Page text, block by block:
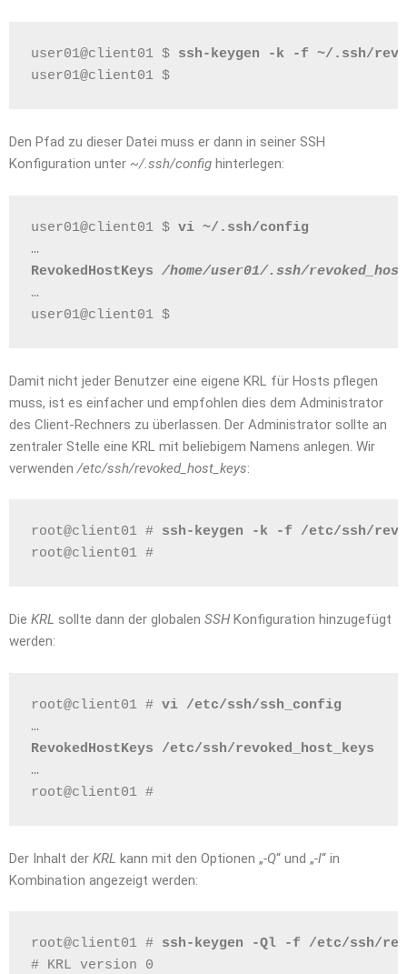
user01@client01 $ ssh-keygen -k -f ~/.ssh/
user01@client01 $
Den Pfad zu dieser Datei muss er dann in seiner SSH
Konfiguration unter ~/.ssh/config hinterlegen:
user01@client01 $ vi ~/.ssh/config
…
RevokedHostKeys /home/user01/.ssh/
…
user01@client01 $
Damit nicht jeder Benutzer eine eigene KRL für Hosts pflegen
muss, ist es einfacher und empfohlen dies dem Administrator
des Client-Rechners zu überlassen. Der Administrator sollte an
zentraler Stelle eine KRL mit beliebigem Namens anlegen. Wir
verwenden /etc/ssh/revoked_host_keys:
root@client01 # ssh-keygen -k -f /etc/ssh/
root@client01 #
Die KRL sollte dann der globalen SSH Konfiguration hinzugefügt
werden:
root@client01 # vi /etc/ssh/ssh_config
…
RevokedHostKeys /etc/ssh/revoked_host_keys
…
root@client01 #
Der Inhalt der KRL kann mit den Optionen „-Q“ und „-l“ in
Kombination angezeigt werden:
root@client01 # ssh-keygen -Ql -f /etc/ssh/
# KRL version 0